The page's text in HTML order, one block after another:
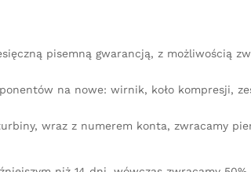
pisemną gwarancją, z możliwością
na nowe: wirnik, koło kompresji,
wraz z numerem konta, zwracamy